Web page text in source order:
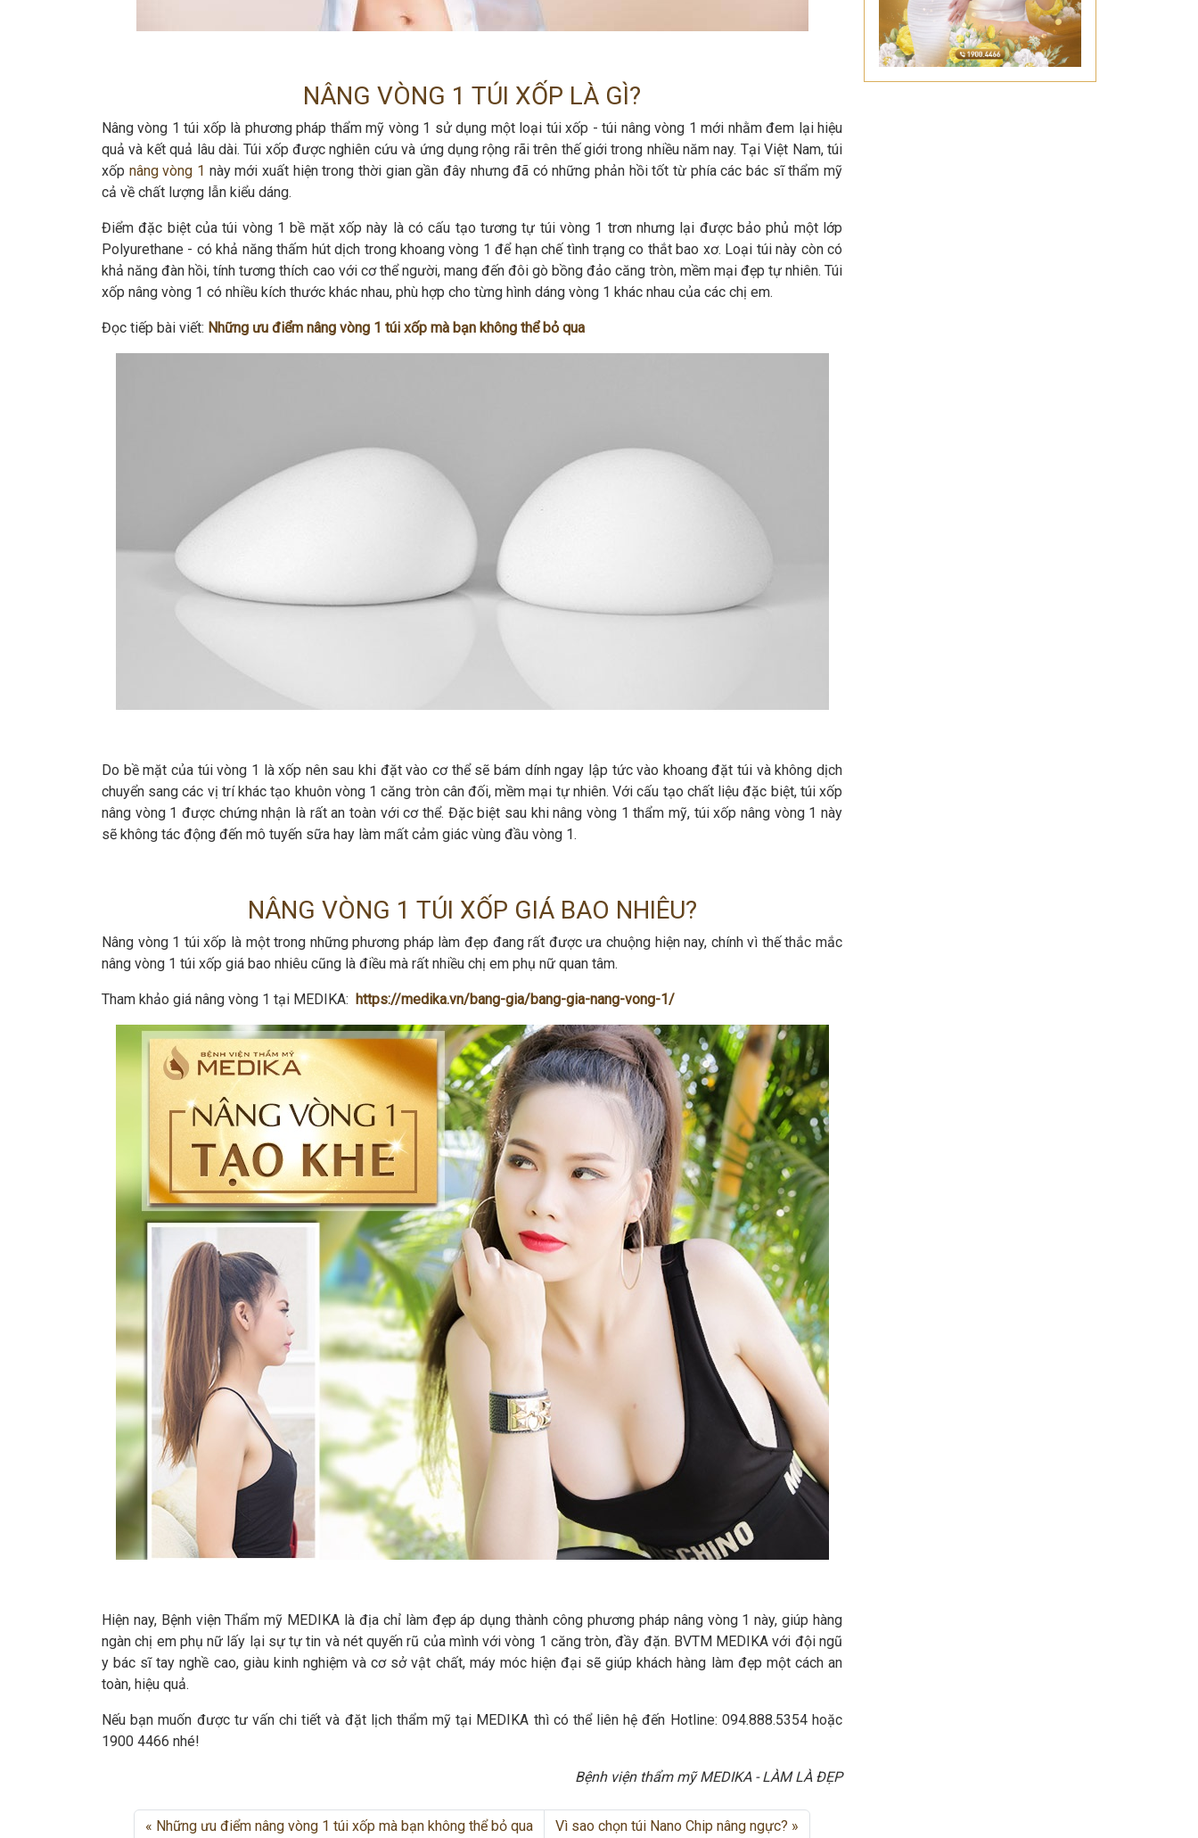
NÂNG VÒNG 1 TÚI XỐP LÀ GÌ?
Nâng vòng 1 túi xốp là phương pháp thẩm mỹ vòng 1 sử dụng một loại túi xốp - túi nâng vòng 1 mới nhằm đem lại hiệu
quả và kết quả lâu dài. Túi xốp được nghiên cứu và ứng dụng rộng rãi trên thế giới trong nhiều năm nay. Tại Việt Nam, túi
xốp nâng vòng 1 này mới xuất hiện trong thời gian gần đây nhưng đã có những phản hồi tốt từ phía các bác sĩ thẩm mỹ
cả về chất lượng lẫn kiểu dáng.
Điểm đặc biệt của túi vòng 1 bề mặt xốp này là có cấu tạo tương tự túi vòng 1 trơn nhưng lại được bảo phủ một lớp
Polyurethane - có khả năng thấm hút dịch trong khoang vòng 1 để hạn chế tình trạng co thắt bao xơ. Loại túi này còn có
khả năng đàn hồi, tính tương thích cao với cơ thể người, mang đến đôi gò bồng đảo căng tròn, mềm mại đẹp tự nhiên. Túi
xốp nâng vòng 1 có nhiều kích thước khác nhau, phù hợp cho từng hình dáng vòng 1 khác nhau của các chị em.
Đọc tiếp bài viết: Những ưu điểm nâng vòng 1 túi xốp mà bạn không thể bỏ qua
Do bề mặt của túi vòng 1 là xốp nên sau khi đặt vào cơ thể sẽ bám dính ngay lập tức vào khoang đặt túi và không dịch
chuyển sang các vị trí khác tạo khuôn vòng 1 căng tròn cân đối, mềm mại tự nhiên. Với cấu tạo chất liệu đặc biệt, túi xốp
nâng vòng 1 được chứng nhận là rất an toàn với cơ thể. Đặc biệt sau khi nâng vòng 1 thẩm mỹ, túi xốp nâng vòng 1 này
sẽ không tác động đến mô tuyến sữa hay làm mất cảm giác vùng đầu vòng 1.
NÂNG VÒNG 1 TÚI XỐP GIÁ BAO NHIÊU?
Nâng vòng 1 túi xốp là một trong những phương pháp làm đẹp đang rất được ưa chuộng hiện nay, chính vì thế thắc mắc
nâng vòng 1 túi xốp giá bao nhiêu cũng là điều mà rất nhiều chị em phụ nữ quan tâm.
Tham khảo giá nâng vòng 1 tại MEDIKA: https://medika.vn/bang-gia/bang-gia-nang-vong-1/
Hiện nay, Bệnh viện Thẩm mỹ MEDIKA là địa chỉ làm đẹp áp dụng thành công phương pháp nâng vòng 1 này, giúp hàng
ngàn chị em phụ nữ lấy lại sự tự tin và nét quyến rũ của mình với vòng 1 căng tròn, đầy đặn. BVTM MEDIKA với đội ngũ
y bác sĩ tay nghề cao, giàu kinh nghiệm và cơ sở vật chất, máy móc hiện đại sẽ giúp khách hàng làm đẹp một cách an
toàn, hiệu quả.
Nếu bạn muốn được tư vấn chi tiết và đặt lịch thẩm mỹ tại MEDIKA thì có thể liên hệ đến Hotline: 094.888.5354 hoặc
1900 4466 nhé!
Bệnh viện thẩm mỹ MEDIKA - LÀM LÀ ĐẸP
Những ưu điểm nâng vòng 1 túi xốp mà bạn không thể bỏ qua Vì sao chọn túi Nano Chip nâng ngực?